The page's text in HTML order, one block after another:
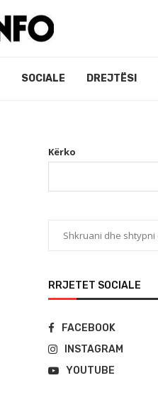
SOCIALE DREJTËSI
Kërko
RRJETET SOCIALE
FACEBOOK
INSTAGRAM
YOUTUBE